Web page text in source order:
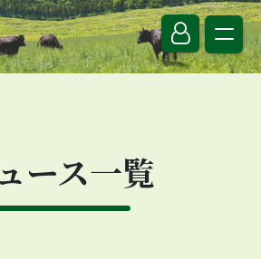
ース一覧